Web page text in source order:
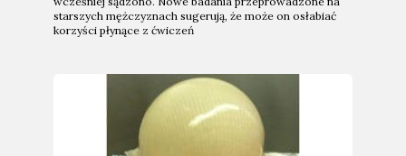
starszych mężczyznach sugerują, że może on osłabiać
korzyści płynące z ćwiczeń